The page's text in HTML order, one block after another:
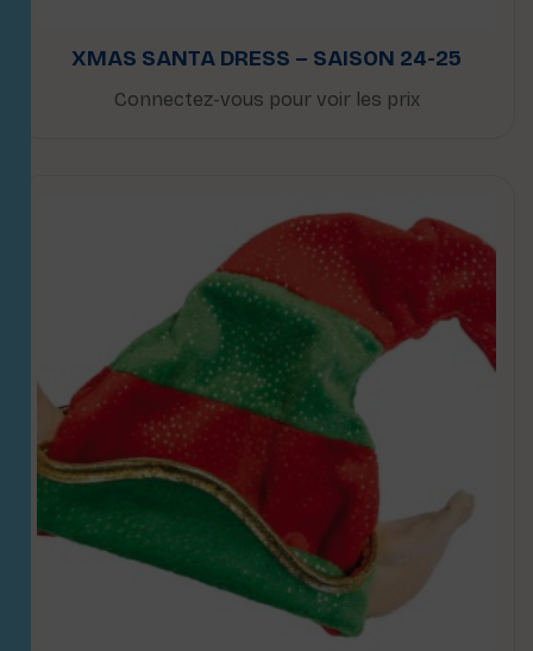
XMAS SANTA DRESS – SAISON 24-25
Connectez-vous pour voir les prix